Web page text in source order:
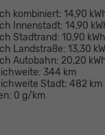
kombiniert: 14,90
Innenstadt: 14,90
Stadtrand: 10,90
Landstraße: 13,30
Autobahn: 20,20
344 km
Stadt: 482 km
0 g/km